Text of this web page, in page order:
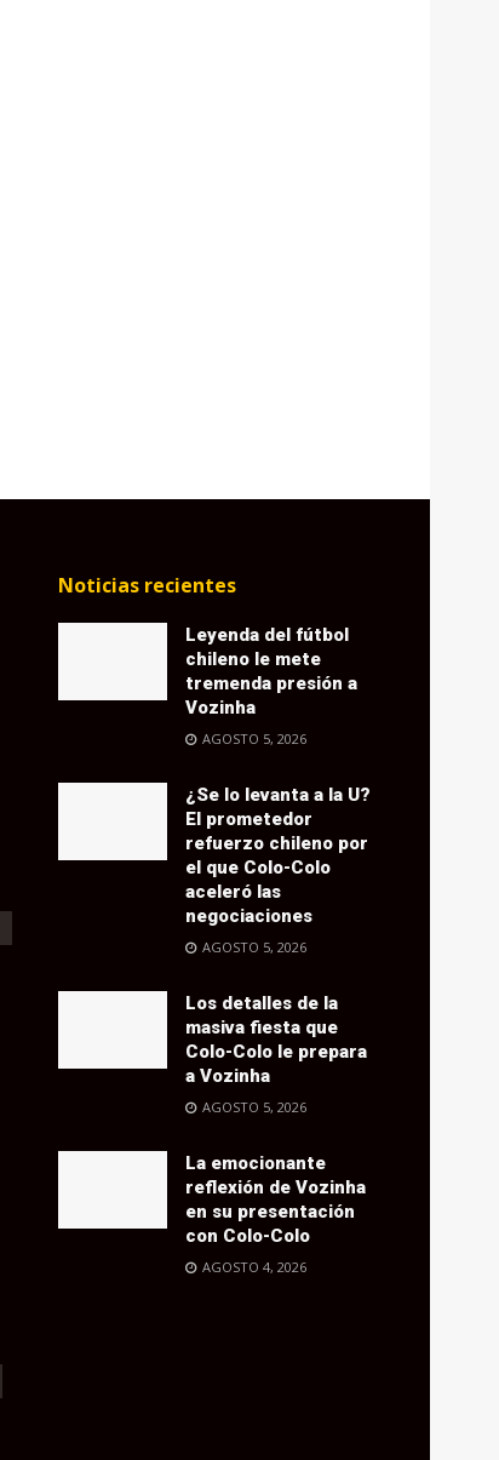
Noticias recientes
Leyenda del fútbol
chileno le mete
tremenda presión a
Vozinha
AGOSTO 5, 2026
¿Se lo levanta a la U?
El prometedor
refuerzo chileno por
el que Colo-Colo
aceleró las
negociaciones
AGOSTO 5, 2026
Los detalles de la
masiva fiesta que
Colo-Colo le prepara
a Vozinha
AGOSTO 5, 2026
La emocionante
reflexión de Vozinha
en su presentación
con Colo-Colo
AGOSTO 4, 2026